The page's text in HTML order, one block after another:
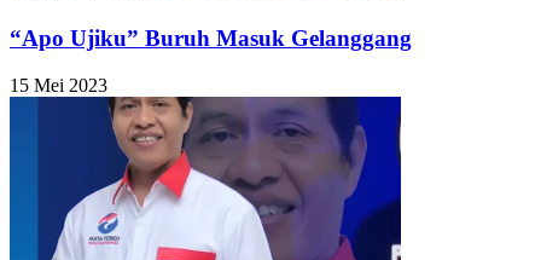
“Apo Ujiku” Buruh Masuk Gelanggang
15 Mei 2023